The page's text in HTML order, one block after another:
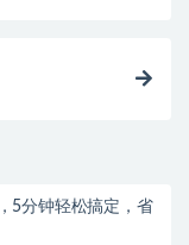
5分钟轻松搞定，省